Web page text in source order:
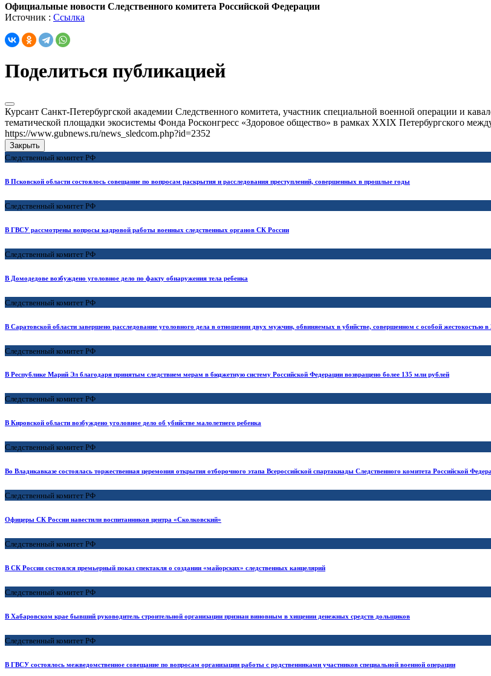
Официальные новости Следственного комитета Российской Федерации
Источник : Ссылка
Поделиться публикацией
Курсант Санкт-Петербургской академии Следственного комитета, участник специальной военной операции и
тематической площадки экосистемы Фонда Росконгресс «Здоровое общество» в рамках XXIX Петербургского
https://www.gubnews.ru/news_sledcom.php?id=2352
Закрыть
Следственный комитет РФ
В Псковской области состоялось совещание по вопросам раскрытия и расследования преступлений, совершенных в прошлые годы
Следственный комитет РФ
В ГВСУ рассмотрены вопросы кадровой работы военных следственных органов СК России
Следственный комитет РФ
В Домодедове возбуждено уголовное дело по факту обнаружения тела ребенка
Следственный комитет РФ
В Саратовской области завершено расследование уголовного дела в отношении двух мужчин, обвиняемых в убийстве, совершенном с особой жестокостью в
Следственный комитет РФ
В Республике Марий Эл благодаря принятым следствием мерам в бюджетную систему Российской Федерации возвращено более 135 млн рублей
Следственный комитет РФ
В Кировской области возбуждено уголовное дело об убийстве малолетнего ребенка
Следственный комитет РФ
Во Владикавказе состоялась торжественная церемония открытия отборочного этапа Всероссийской спартакиады Следственного комитета Российской
Следственный комитет РФ
Офицеры СК России навестили воспитанников центра «Сколковский»
Следственный комитет РФ
В СК России состоялся премьерный показ спектакля о создании «майорских» следственных канцелярий
Следственный комитет РФ
В Хабаровском крае бывший руководитель строительной организации признан виновным в хищении денежных средств дольщиков
Следственный комитет РФ
В ГВСУ состоялось межведомственное совещание по вопросам организации работы с родственниками участников специальной военной операции